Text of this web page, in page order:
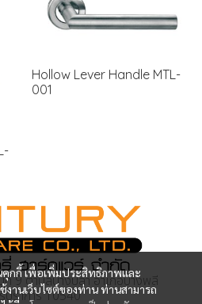
Hollow Lever Handle MTL-
001
คุกกี้ เพื่อเพิ่มประสิทธิภาพและ
านเว็บไซต์ของท่าน ท่านสามารถ
9 ตำบลบางปลา อำเภอบางพลี
ปราการ 10540